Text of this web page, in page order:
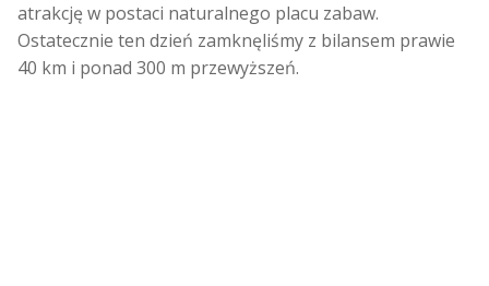
atrakcję w postaci naturalnego placu zabaw.
Ostatecznie ten dzień zamknęliśmy z bilansem prawie
40 km i ponad 300 m przewyższeń.